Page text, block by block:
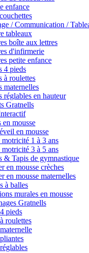
enfance
/ Communication /
tableaux
boîte aux lettres
d'infirmerie
petite enfance
4 pieds
à roulettes
maternelles
réglables en hauteur
Gratnells
en mousse
en mousse
1 à 3 ans
3 à 5 ans
& Tapis de gymnastique
en mousse crèches
en mousse maternelles
à balles
murales en mousse
Gratnells
pieds
roulettes